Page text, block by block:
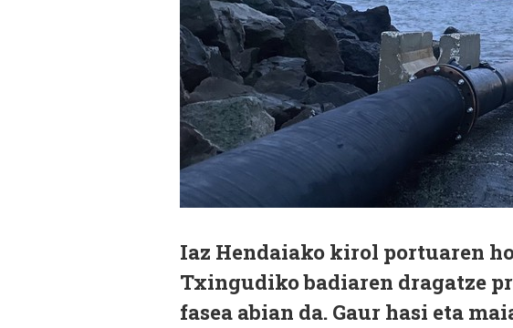
Iaz Hendaiako kirol portuaren
Txingudiko badiaren dragatze
fasea abian da. Gaur hasi eta